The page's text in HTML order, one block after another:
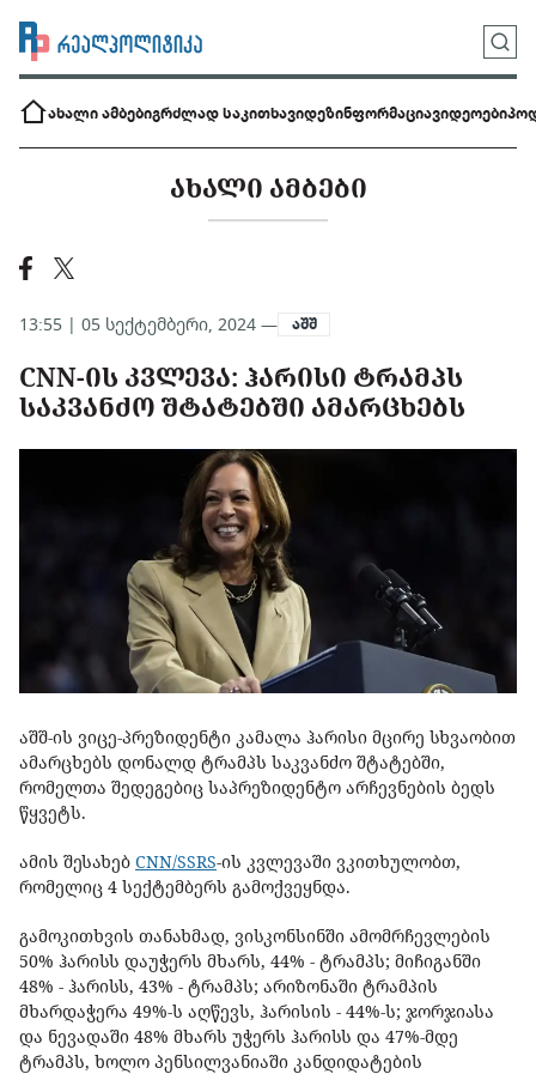
ახალი ამბებიგრძლად საკითხავიდეზინფორმაციავიდეოები
ᲐᲮᲐᲚᲘ ᲐᲛᲑᲔᲑᲘ
13:55 | 05 სექტემბერი, 2024 — აშშ
CNN-ᲘᲡ ᲙᲕᲚᲔᲕᲐ: ᲰᲐᲠᲘᲡᲘ ᲢᲠᲐᲛᲞᲡ
ᲡᲐᲙᲕᲐᲜᲫᲝ ᲨᲢᲐᲢᲔᲑᲨᲘ ᲐᲛᲐᲠᲪᲮᲔᲑᲡ
აშშ-ის ვიცე-პრეზიდენტი კამალა ჰარისი მცირე სხვაობით
ამარცხებს დონალდ ტრამპს საკვანძო შტატებში,
რომელთა შედეგებიც საპრეზიდენტო არჩევნების ბედს
წყვეტს.
ამის შესახებ CNN/SSRS-ის კვლევაში ვკითხულობთ,
რომელიც 4 სექტემბერს გამოქვეყნდა.
გამოკითხვის თანახმად, ვისკონსინში ამომრჩევლების
50% ჰარისს დაუჭერს მხარს, 44% - ტრამპს; მიჩიგანში
48% - ჰარისს, 43% - ტრამპს; არიზონაში ტრამპის
მხარდაჭერა 49%-ს აღწევს, ჰარისის - 44%-ს; ჯორჯიასა
და ნევადაში 48% მხარს უჭერს ჰარისს და 47%-მდე
ტრამპს, ხოლო პენსილვანიაში კანდიდატების